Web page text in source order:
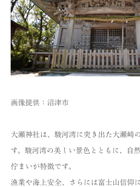
画像提供：沼津市
大瀬神社は、駿河湾に突き出た大瀬崎
す。駿河湾の美しい景色とともに、自
佇まいが特徴です。
漁業や海上安全、さらには富士山信仰